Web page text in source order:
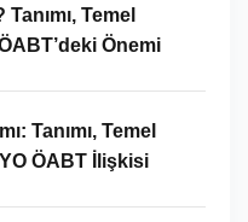
Temel
Önemi
Tanımı, Temel
ÖABT İlişkisi